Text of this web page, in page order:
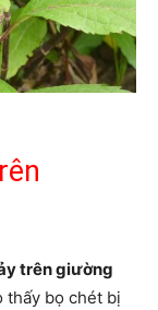
trên giường
thấy bọ chét bị